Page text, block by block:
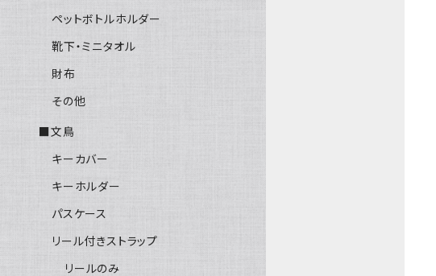
ペットボトルホルダー
靴下・ミニタオル
財布
その他
■文鳥
キーカバー
キーホルダー
パスケース
リール付きストラップ
リールのみ